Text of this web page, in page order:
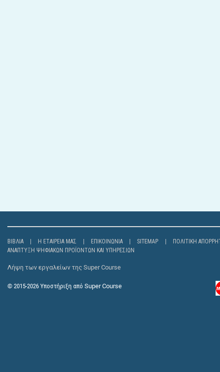
ΒΙΒΛΊΑ Η ΕΤΑΙΡΕΊΑ ΜΑΣ ΕΠΙΚΟΙΝΩΝΊΑ SITEMAP
ΠΟΛΙΤΙΚΉ
ΑΝΆΠΤΥΞΗ ΨΗΦΙΑΚΏΝ ΠΡΟΪΌΝΤΩΝ ΚΑΙ ΥΠΗΡΕΣΙΏΝ
Λήψη των εργαλείων της Super Course
© 2015-2026 Υποστήριξη από Super Course